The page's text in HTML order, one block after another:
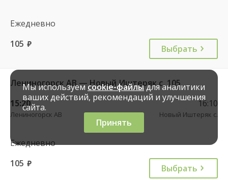
Ежедневно
105 руб. Выбрать
Лениногорск АВ — Новый Иштеряк с. 105
15:20
Лениногорск АВ
16:10
Новый Иштеряк с.
Ежедневно
105 руб. Выбрать
Мы используемcookie-файлыдля аналитики
ваших действий, рекомендаций и улучшения
сайта.
Принять